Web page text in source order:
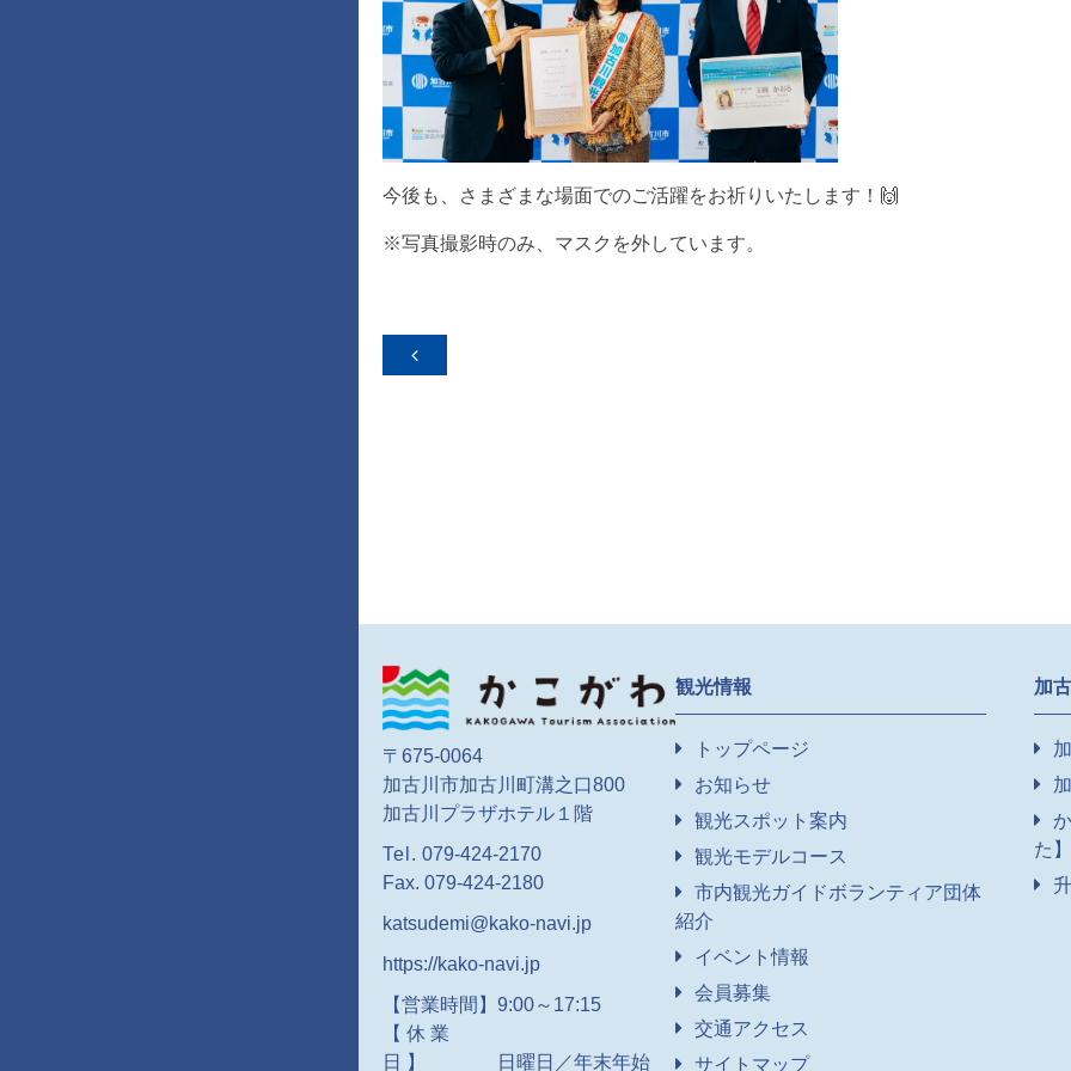
今後も、さまざまな場面でのご活躍をお祈りいたします！🙌
※写真撮影時のみ、マスクを外しています。

〒675-0064
加古川市加古川町溝之口800
加古川プラザホテル１階
Tel. 079-424-2170
Fax. 079-424-2180
katsudemi@kako-navi.jp
https://kako-navi.jp
【営業時間】9:00～17:15
【休業
日】
日曜日／年末年始
観光情報
トップページ
お知らせ
観光スポット案内
観光モデルコース
市内観光ガイドボランティア団体
紹介
イベント情報
会員募集
交通アクセス
サイトマップ
加
た】